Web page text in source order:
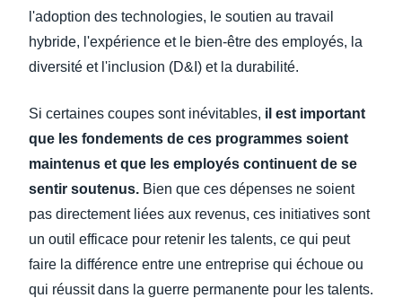
l'adoption des technologies, le soutien au travail
hybride, l'expérience et le bien-être des employés, la
diversité et l'inclusion (D&I) et la durabilité.
Si certaines coupes sont inévitables, il est important
que les fondements de ces programmes soient
maintenus et que les employés continuent de se
sentir soutenus. Bien que ces dépenses ne soient
pas directement liées aux revenus, ces initiatives sont
un outil efficace pour retenir les talents, ce qui peut
faire la différence entre une entreprise qui échoue ou
qui réussit dans la guerre permanente pour les talents.